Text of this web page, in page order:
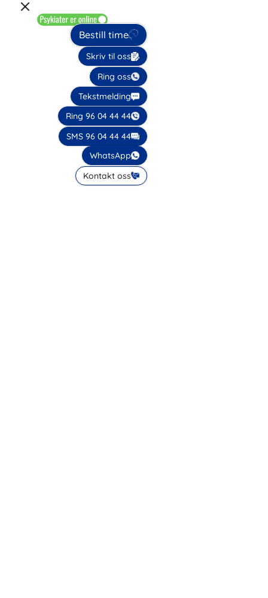
Bestill time
Skriv til oss
Ring oss
Tekstmelding
Ring 96 04 44 44
SMS 96 04 44 44
WhatsApp
Kontakt oss